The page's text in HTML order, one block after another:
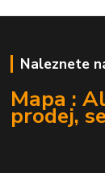
Naleznete
Mapa :
prodej,